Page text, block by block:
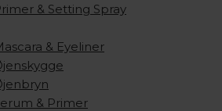
& Setting Spray
& Eyeliner
& Primer